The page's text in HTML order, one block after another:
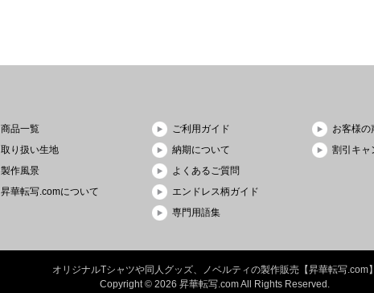
商品一覧
取り扱い生地
製作風景
昇華転写.comについて
ご利用ガイド
納期について
よくあるご質問
エンドレス柄ガイド
専門用語集
お客様の
割引キャ
オリジナルTシャツや同人グッズ、ノベルティの製作販売【昇華転写.com】
Copyright © 2026 昇華転写.comAll Rights Reserved.